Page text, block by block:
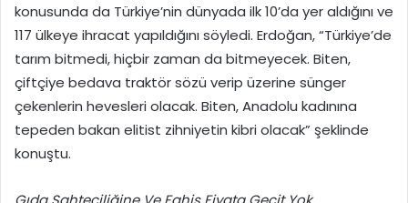
konusunda da Türkiye’nin dünyada ilk 10’da yer aldığını ve
117 ülkeye ihracat yapıldığını söyledi. Erdoğan, “Türkiye’de
tarım bitmedi, hiçbir zaman da bitmeyecek. Biten,
çiftçiye bedava traktör sözü verip üzerine sünger
çekenlerin hevesleri olacak. Biten, Anadolu kadınına
tepeden bakan elitist zihniyetin kibri olacak” şeklinde
konuştu.